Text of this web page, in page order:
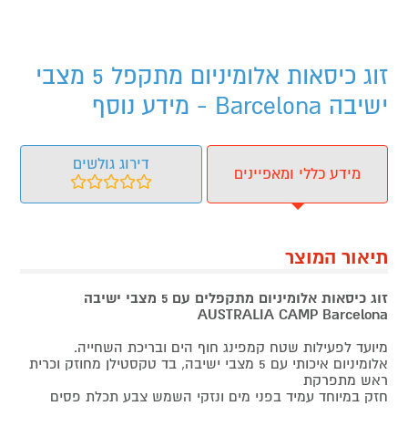
זוג כיסאות אלומיניום מתקפל 5 מצבי
ישיבה Barcelona - מידע נוסף
מידע כללי ומאפיינים
דירוג גולשים
תיאור המוצר
זוג כיסאות אלומיניום מתקפלים עם 5 מצבי ישיבה
AUSTRALIA CAMP Barcelona
מיועד לפעילות שטח קמפינג חוף הים ובריכת השחייה.
אלומיניום איכותי עם 5 מצבי ישיבה, בד טקסטילן מחוזק וכרית
ראש מתפרקת
חזק במיוחד עמיד בפני מים ונזקי השמש צבע תכלת פסים